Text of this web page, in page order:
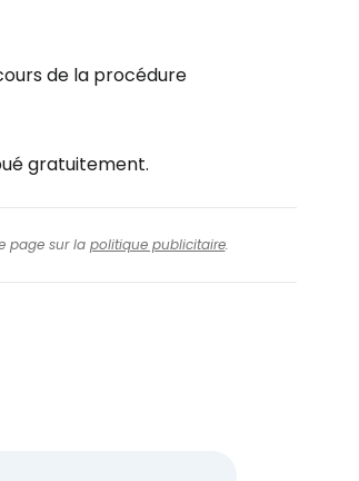
de la procédure
gratuitement.
page sur la politique publicitaire.